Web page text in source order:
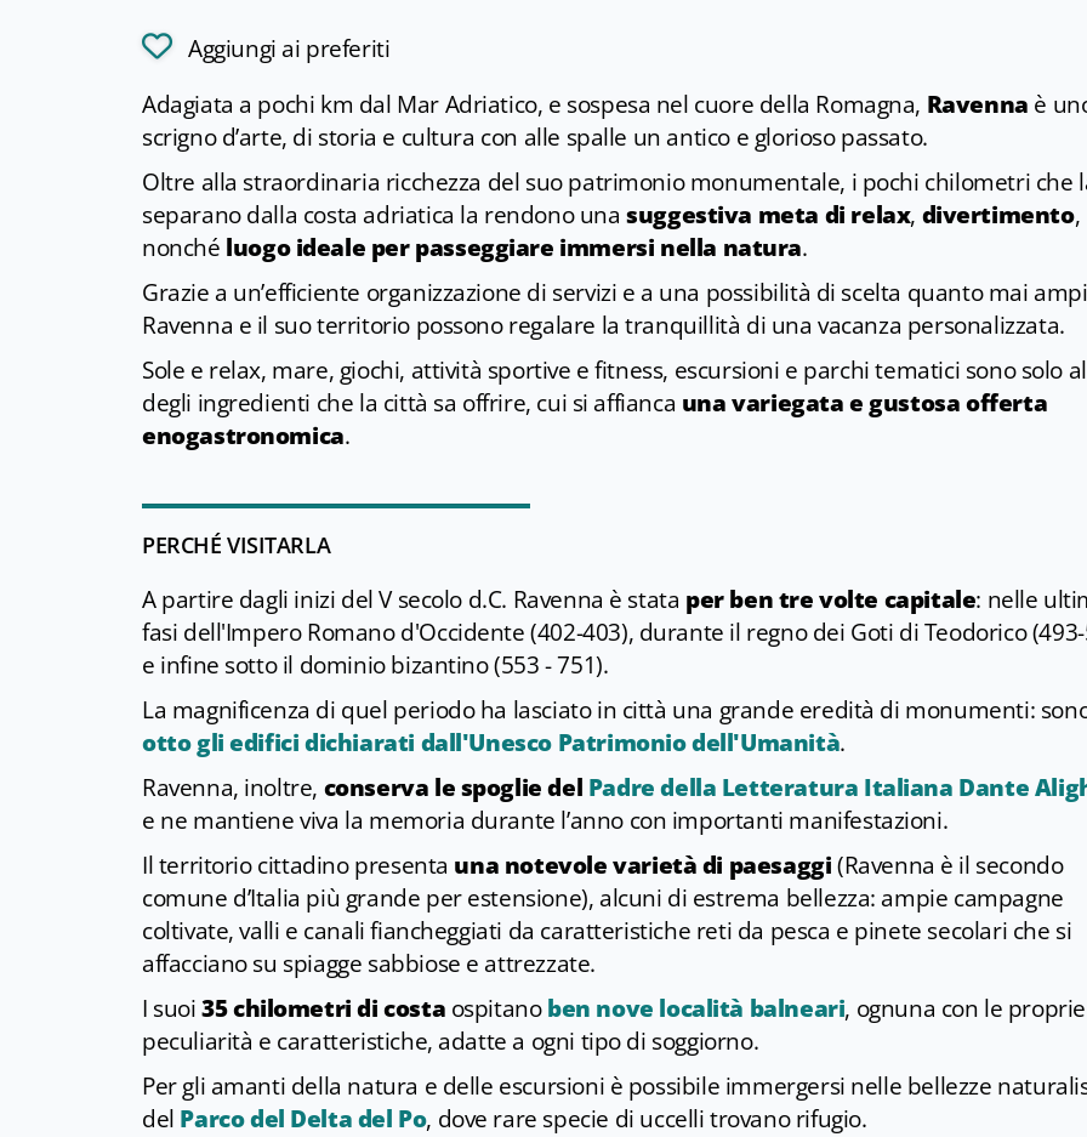
Aggiungi ai preferiti
Adagiata a pochi km dal Mar Adriatico, e sospesa nel cuore della Romagna, Ravenna è
scrigno d’arte, di storia e cultura con alle spalle un antico e glorioso passato.
Oltre alla straordinaria ricchezza del suo patrimonio monumentale, i pochi chilometri che
separano dalla costa adriatica la rendono unasuggestiva meta di relax, divertimento,
nonché luogo ideale per passeggiare immersi nella natura.
Grazie a un’efficiente organizzazione di servizi e a una possibilità di scelta quanto mai
Ravenna e il suo territorio possono regalare la tranquillità di una vacanza personalizzata.
Sole e relax, mare, giochi, attività sportive e fitness, escursioni e parchi tematici sono solo
degli ingredienti che la città sa offrire, cui si affianca una variegata e gustosa offerta
enogastronomica.
PERCHÉ VISITARLA
A partire dagli inizi del V secolo d.C. Ravenna è stata per ben tre volte capitale: nelle
fasi dell'Impero Romano d'Occidente (402-403), durante il regno dei Goti di Teodorico
e infine sotto il dominio bizantino (553 - 751).
La magnificenza di quel periodo ha lasciato in città una grande eredità di monumenti:
otto gli edifici dichiarati dall'Unesco Patrimonio dell'Umanità.
Ravenna, inoltre, conserva le spoglie del Padre della Letteratura Italiana Dante
e ne mantiene viva la memoria durante l’anno con importanti manifestazioni.
Il territorio cittadino presenta una notevole varietà di paesaggi(Ravenna è il secondo
comune d’Italia più grande per estensione), alcuni di estrema bellezza: ampie campagne
coltivate, valli e canali fiancheggiati da caratteristiche reti da pesca e pinete secolari che si
affacciano su spiagge sabbiose e attrezzate.
I suoi35 chilometri di costa ospitanoben nove località balneari, ognuna con le proprie
peculiarità e caratteristiche, adatte a ogni tipo di soggiorno.
Per gli amanti della natura e delle escursioni è possibile immergersi nelle bellezze
del Parco del Delta del Po, dove rare specie di uccelli trovano rifugio.